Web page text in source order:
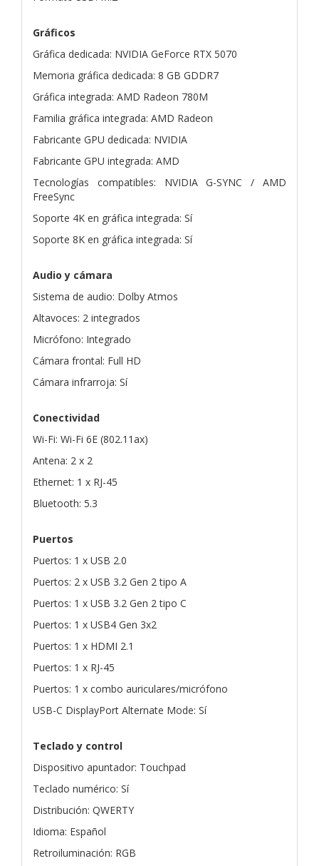
Gráficos
Gráfica dedicada: NVIDIA GeForce RTX 5070
Memoria gráfica dedicada: 8 GB GDDR7
Gráfica integrada: AMD Radeon 780M
Familia gráfica integrada: AMD Radeon
Fabricante GPU dedicada: NVIDIA
Fabricante GPU integrada: AMD
Tecnologías compatibles: NVIDIA G-SYNC / AMD
FreeSync
Soporte 4K en gráfica integrada: Sí
Soporte 8K en gráfica integrada: Sí
Audio y cámara
Sistema de audio: Dolby Atmos
Altavoces: 2 integrados
Micrófono: Integrado
Cámara frontal: Full HD
Cámara infrarroja: Sí
Conectividad
Wi-Fi: Wi-Fi 6E (802.11ax)
Antena: 2 x 2
Ethernet: 1 x RJ-45
Bluetooth: 5.3
Puertos
Puertos: 1 x USB 2.0
Puertos: 2 x USB 3.2 Gen 2 tipo A
Puertos: 1 x USB 3.2 Gen 2 tipo C
Puertos: 1 x USB4 Gen 3x2
Puertos: 1 x HDMI 2.1
Puertos: 1 x RJ-45
Puertos: 1 x combo auriculares/micrófono
USB-C DisplayPort Alternate Mode: Sí
Teclado y control
Dispositivo apuntador: Touchpad
Teclado numérico: Sí
Distribución: QWERTY
Idioma: Español
Retroiluminación: RGB